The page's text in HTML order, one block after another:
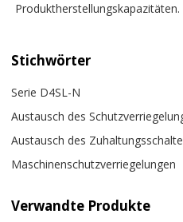
Produktherstellungskapazitäten.
Stichwörter
Serie D4SL-N
Austausch des
Austausch des
Maschinenschutzverriegelungen
Verwandte Produkte